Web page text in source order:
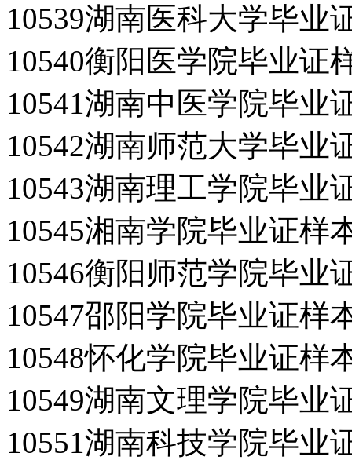
10539湖南医科大学毕业
10540衡阳医学院毕业证
10541湖南中医学院毕业
10542湖南师范大学毕业
10543湖南理工学院毕业
10545湘南学院毕业证样
10546衡阳师范学院毕业
10547邵阳学院毕业证样
10548怀化学院毕业证样
10549湖南文理学院毕业
10551湖南科技学院毕业